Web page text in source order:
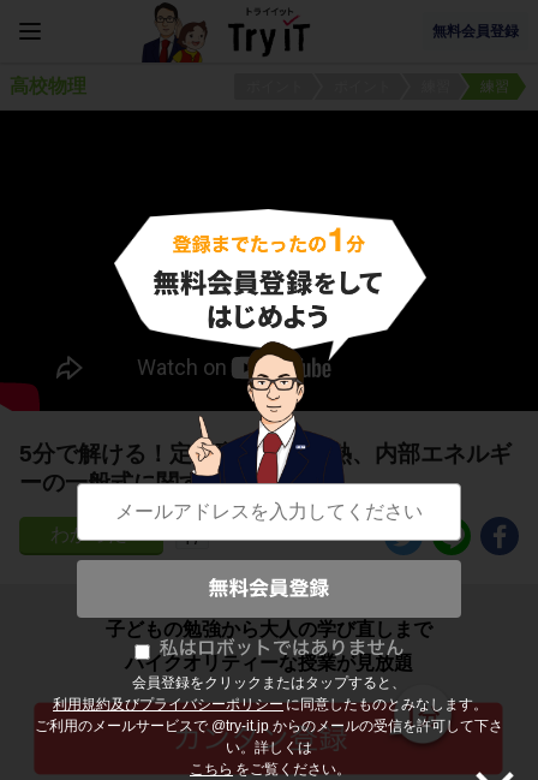
無料会員登録
会員登録をクリックまたはタップすると、
利用規約及びプライバシーポリシーに同意したものとみなします。
ご利用のメールサービスで @try-it.jp からのメールの受信を許可して下さ
い。詳しくは
こちら をご覧ください。
高校物理 練習
5分で解ける！定積変化の吸収熱、内部エネルギ
ーの一般式に関する問題
17
子どもの勉強から大人の学び直しまで
ハイクオリティーな授業が見放題